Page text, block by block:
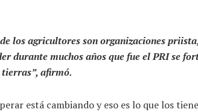
los agricultores son organizaciones
durante muchos años que fue el PRI se
afirmó.
está cambiando y eso es lo que los